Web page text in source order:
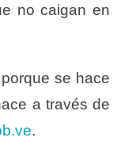
no caigan en
se hace
a través de
.